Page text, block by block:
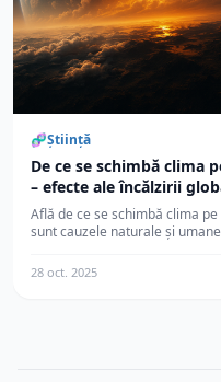
🧬Știință
De ce se schimbă clima
– efecte ale încălzirii
Află de ce se schimbă clima
sunt cauzele naturale și
28 oct. 2025